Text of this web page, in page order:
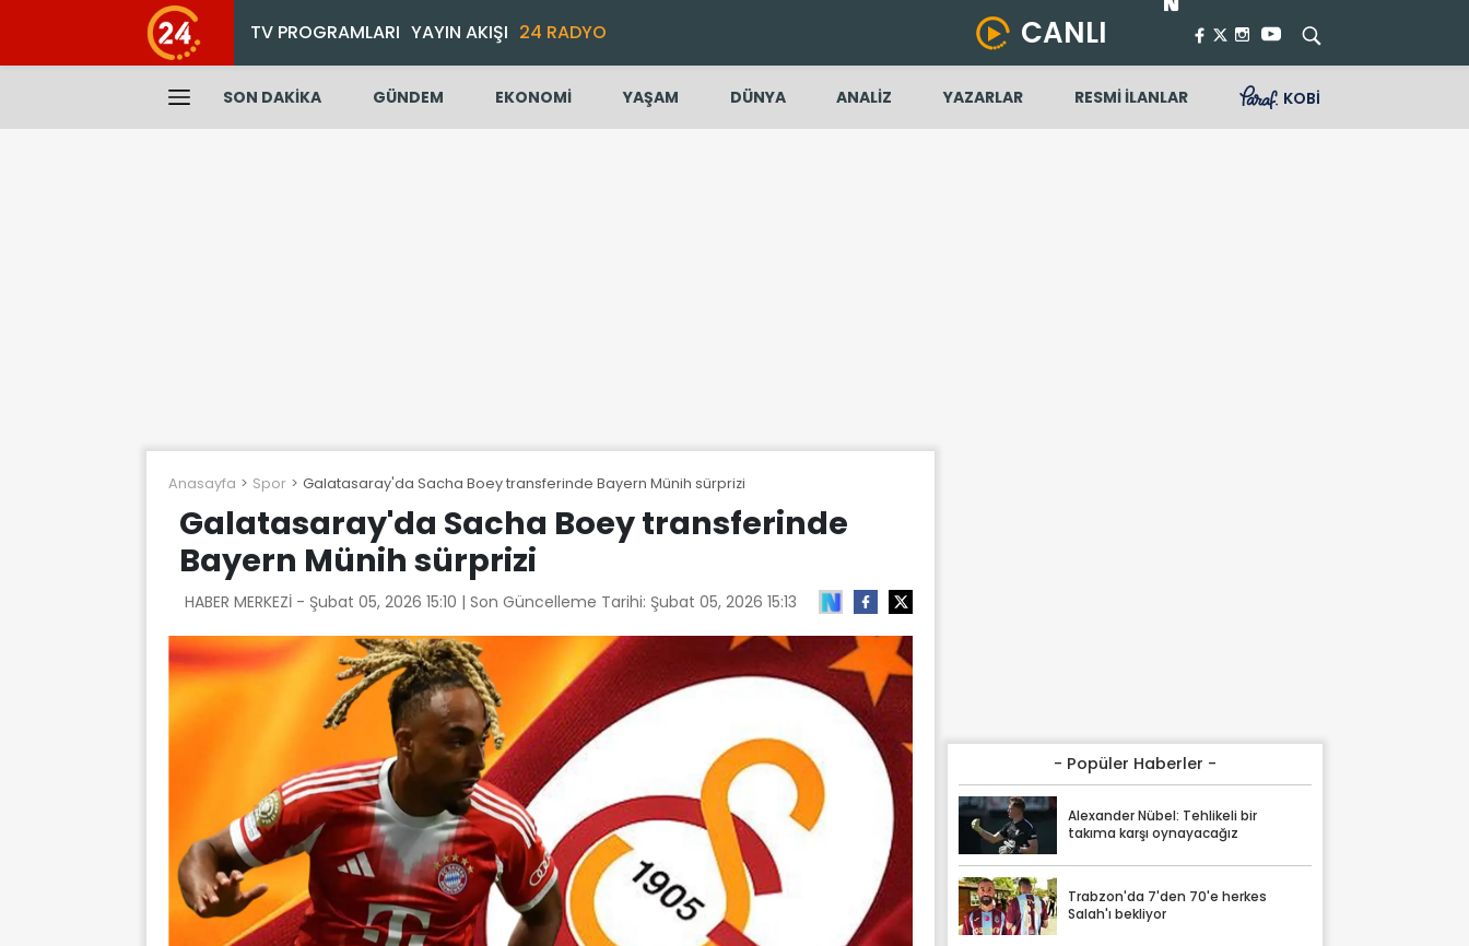
TV PROGRAMLARI YAYIN AKIŞI 24 RADYO CANLI
SON DAKİKA GÜNDEM EKONOMİ YAŞAM DÜNYA ANALİZ YAZARLAR RESMİ İLANLAR KOBİ
Anasayfa Spor Galatasaray'da Sacha Boey transferinde Bayern Münih sürprizi
Galatasaray'da Sacha Boey transferinde
Bayern Münih sürprizi
HABER MERKEZİ - Şubat 05, 2026 15:10 | Son Güncelleme Tarihi: Şubat 05, 2026 15:13
- Popüler Haberler -
Alexander Nübel: Tehlikeli bir
takıma karşı oynayacağız
Trabzon'da 7'den 70'e herkes
Salah'ı bekliyor